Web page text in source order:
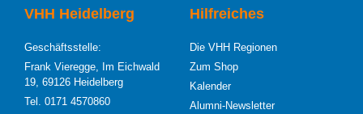
VHH Heidelberg
Geschäftsstelle:
Frank Vieregge, Im Eichwald
19, 69126 Heidelberg
Tel. 0171 4570860
Hilfreiches
Die VHH Regionen
Zum Shop
Kalender
Alumni-Newsletter